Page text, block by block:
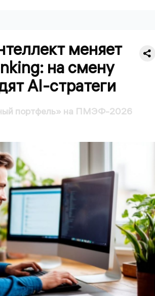
меняет
на смену
AI-стратеги
портфель» на ПМЭФ-2026